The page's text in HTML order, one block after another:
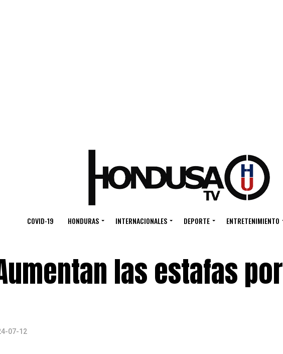
COVID-19 HONDURAS INTERNACIONALES DEPORTE ENTRETENIMIENTO
las estafas por
07-12